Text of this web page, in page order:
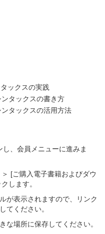
ックスの実践
タックスの書き方
タックスの活用方法
、会員メニューに進みま
[ご購入電子書籍およびダウ
します。
が表示されますので、リンク
てください。
な場所に保存してください。